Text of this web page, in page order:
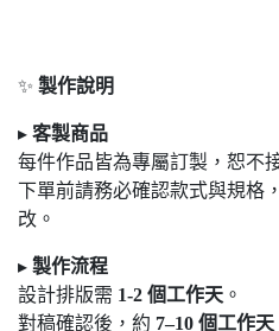
✨ 製作說明
▸ 客製商品
每件作品皆為專屬訂製，恕不
下單前請務必確認款式與規格
改。
▸ 製作流程
設計排版需 1-2 個工作天 。
對稿確認後，約 7–10 個工作天